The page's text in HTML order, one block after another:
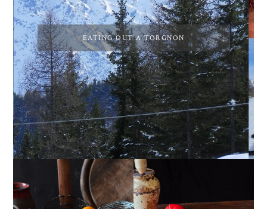
EATING OUT A TORGNON